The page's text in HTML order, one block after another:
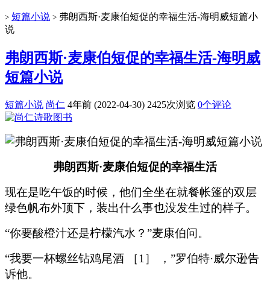
> 短篇小说 > 弗朗西斯·麦康伯短促的幸福生活-海明威短篇小
说
弗朗西斯·麦康伯短促的幸福生活-海明威
短篇小说
短篇小说 尚仁 4年前 (2022-04-30) 2425次浏览 0个评论
弗朗西斯·麦康伯短促的幸福生活
现在是吃午饭的时候，他们全坐在就餐帐篷的双层
绿色帆布外顶下，装出什么事也没发生过的样子。
“你要酸橙汁还是柠檬汽水？”麦康伯问。
“我要一杯螺丝钻鸡尾酒 ［1］ ，”罗伯特·威尔逊告
诉他。